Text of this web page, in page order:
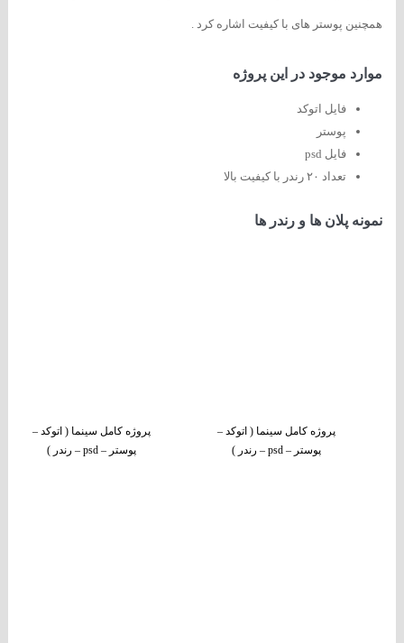
همچنین پوستر های با کیفیت اشاره کرد .
موارد موجود در این پروژه
فایل اتوکد
پوستر
فایل psd
تعداد ۲۰ رندر با کیفیت بالا
نمونه پلان ها و رندر ها
پروژه کامل سینما ( اتوکد –
پوستر – psd – رندر )
پروژه کامل سینما ( اتوکد –
پوستر – psd – رندر )